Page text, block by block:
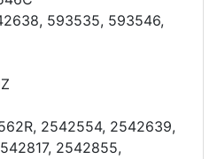
593535, 593546,
2542554, 2542639,
2542855,